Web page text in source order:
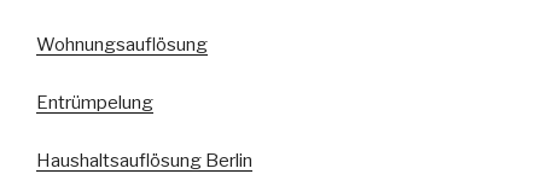
Wohnungsauflösung
Entrümpelung
Haushaltsauflösung Berlin